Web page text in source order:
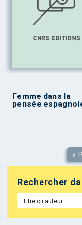
Femme dans la
pensée
«
Rechercher